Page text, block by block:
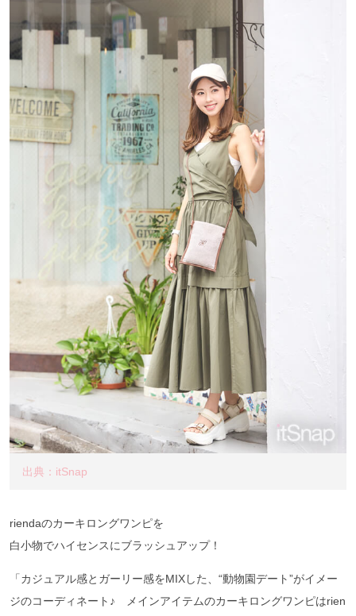
出典：itSnap
riendaのカーキロングワンピを
白小物でハイセンスにブラッシュアップ！
「カジュアル感とガーリー感をMIXした、“動物園デート”がイメー
ジのコーディネート♪ メインアイテムのカーキロングワンピはrien